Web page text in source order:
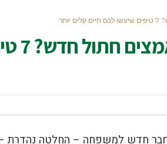
אז
חדש למשפחה – החלטה נהדרת –